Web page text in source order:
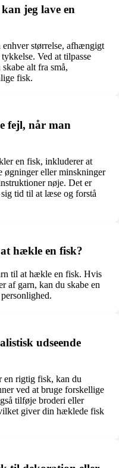
jeg lave en
størrelse, afhængigt
Ved at tilpasse
alt fra små,
fisk.
fejl, når man
en fisk, inkluderer at
øgninger eller minskninger
nøje. Det er
tid til at læse og forstå
hækle en fisk?
til at hækle en fisk. Hvis
af garn, kan du skabe en
udseende
en rigtig fisk, kan du
ved at bruge forskellige
tilføje broderi eller
giver din hæklede fisk